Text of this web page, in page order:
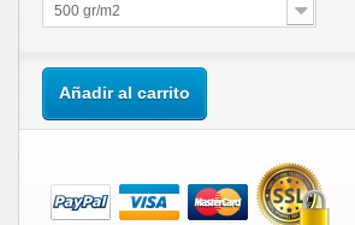
500 gr/m2
Añadir al carrito